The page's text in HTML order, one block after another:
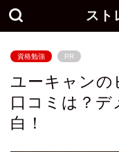
スト
資格勉強 PR
ユーキャンの
口コミは？デ
白！